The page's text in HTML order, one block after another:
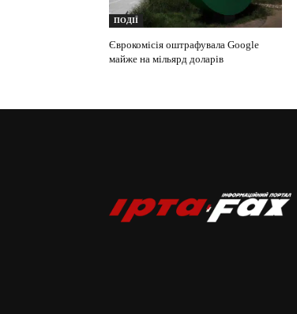
ПОДІЇ
Єврокомісія оштрафувала Google
майже на мільярд доларів